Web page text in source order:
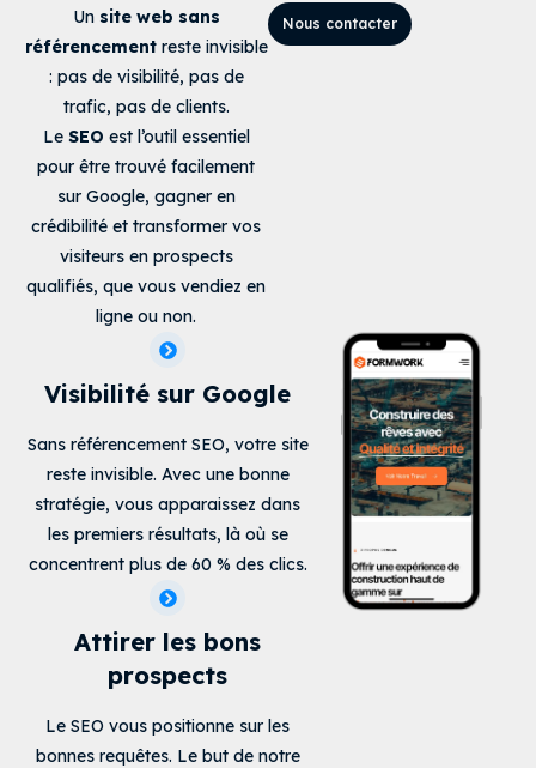
Un site web sans
référencementreste invisible
: pas de visibilité, pas de
trafic, pas de clients.
Le SEO est l’outil essentiel
pour être trouvé facilement
sur Google, gagner en
crédibilité et transformer vos
visiteurs en prospects
qualifiés, que vous vendiez en
ligne ou non.
Nous contacter
Visibilité sur Google
Sans référencement SEO, votre site
reste invisible. Avec une bonne
stratégie, vous apparaissez dans
les premiers résultats, là où se
concentrent plus de 60 % des clics.
Attirer les bons
prospects
Le SEO vous positionne sur les
bonnes requêtes. Le but de notre